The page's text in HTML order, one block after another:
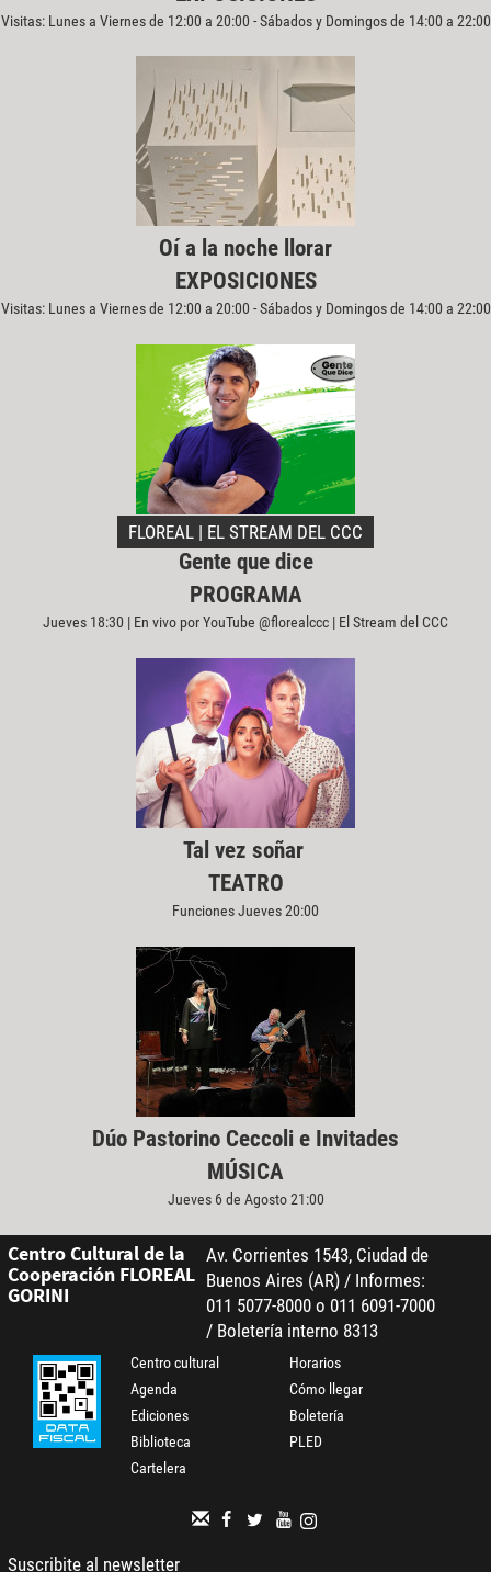
Visitas: Lunes a Viernes de 12:00 a 20:00 - Sábados y Domingos de 14:00 a 22:00
Oí a la noche llorar
EXPOSICIONES
Visitas: Lunes a Viernes de 12:00 a 20:00 - Sábados y Domingos de 14:00 a 22:00
FLOREAL | EL STREAM DEL CCC
Gente que dice
PROGRAMA
Jueves 18:30 | En vivo por YouTube @florealccc | El Stream del CCC
Tal vez soñar
TEATRO
Funciones Jueves 20:00
Dúo Pastorino Ceccoli e Invitades
MÚSICA
Jueves 6 de Agosto 21:00
Centro Cultural de la
Cooperación FLOREAL
GORINI
Av. Corrientes 1543, Ciudad de
Buenos Aires (AR) / Informes:
011 5077-8000 o 011 6091-7000
/ Boletería interno 8313
Centro cultural
Agenda
Ediciones
Biblioteca
Cartelera
Horarios
Cómo llegar
Boletería
PLED
Suscribite al newsletter